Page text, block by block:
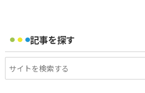
記事を探す